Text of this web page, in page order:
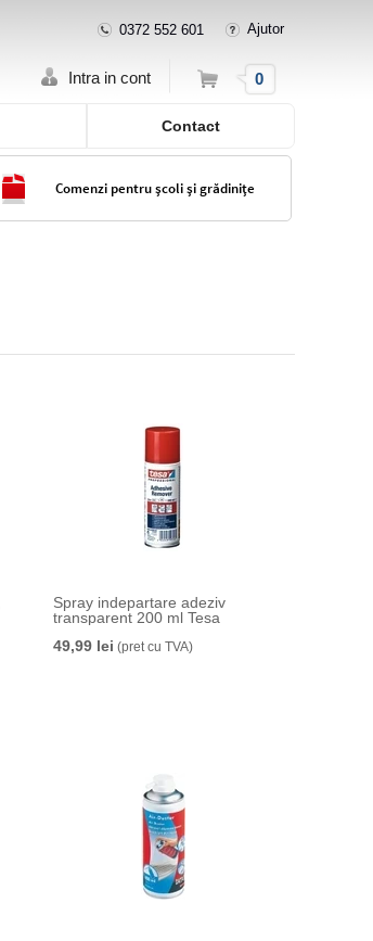
0372 552 601 Ajutor
Intra in cont Cos 0
Contact
Comenzi pentru școli și grădinițe
Spray indepartare adeziv
transparent 200 ml Tesa
49,99 lei (pret cu TVA)